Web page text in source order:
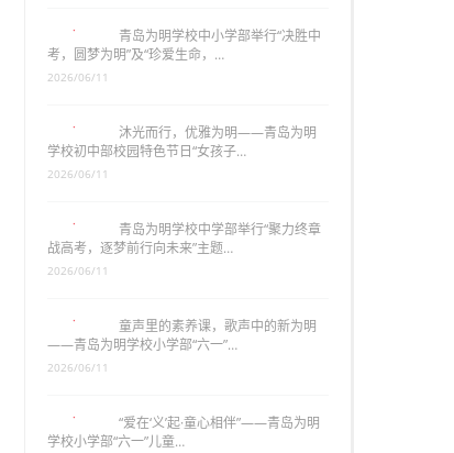
青岛为明学校中小学部举行“决胜中
考，圆梦为明”及“珍爱生命，…
2026/06/11
沐光而行，优雅为明——青岛为明
学校初中部校园特色节日“女孩子…
2026/06/11
青岛为明学校中学部举行“聚力终章
战高考，逐梦前行向未来”主题…
2026/06/11
童声里的素养课，歌声中的新为明
——青岛为明学校小学部“六一”…
2026/06/11
“爱在‘义’起·童心相伴”——青岛为明
学校小学部“六一”儿童…